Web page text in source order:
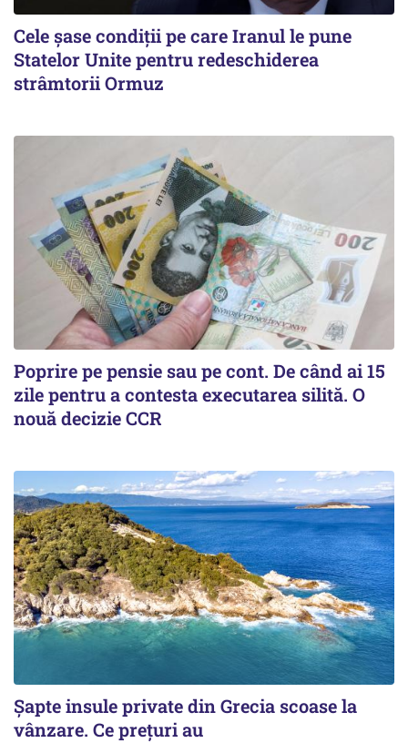
Cele șase condiții pe care Iranul le pune
Statelor Unite pentru redeschiderea
strâmtorii Ormuz
Poprire pe pensie sau pe cont. De când ai 15
zile pentru a contesta executarea silită. O
nouă decizie CCR
Șapte insule private din Grecia scoase la
vânzare. Ce prețuri au